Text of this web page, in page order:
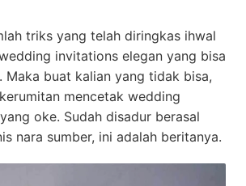
triks yang telah diringkas ihwal
invitations elegan yang bisa
Maka buat kalian yang tidak bisa,
mencetak wedding
oke. Sudah disadur berasal
nara sumber, ini adalah beritanya.